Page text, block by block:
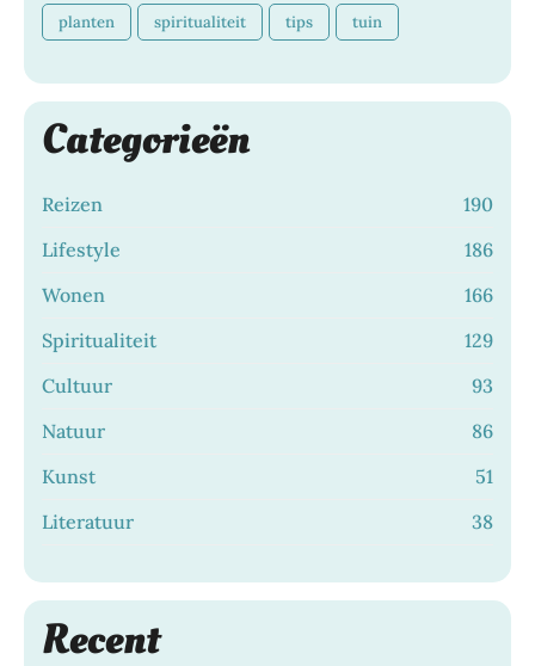
planten spiritualiteit tips tuin
Categorieën
Reizen
190
Lifestyle
186
Wonen
166
Spiritualiteit
129
Cultuur
93
Natuur
86
Kunst
51
Literatuur
38
Recent
de juiste shampoo